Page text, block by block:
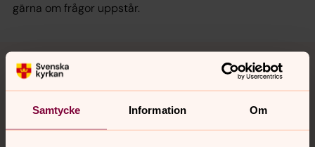
Samtycke Information Om
gärna om frågor uppstår.
Grundtjänster Juridik
Vårt mål med de grundtjänster vi erbjuder är att
underlätta arbetet för stiftets församlingar och pastorat
när det uppstår frågor av juridisk karaktär.